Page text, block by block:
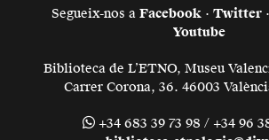
Segueix-nos a Facebook · Twitter ·
Youtube
Biblioteca de L’ETNO, Museu
Carrer Corona, 36. 46003
+34 683 39 73 98 / +34 96